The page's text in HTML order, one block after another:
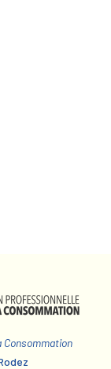
Consommation